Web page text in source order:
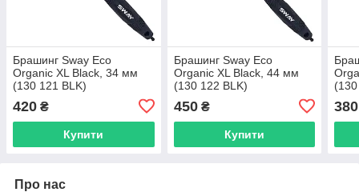
Брашинг Sway Eco
Organic XL Black, 34 мм
(130 121 BLK)
420 ₴
Купити
Брашинг Sway Eco
Organic XL Black, 44 мм
(130 122 BLK)
450₴
Купити
380
Про нас